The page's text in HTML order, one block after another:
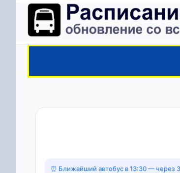
⏰ Ближайший автобус в 13:30 — через